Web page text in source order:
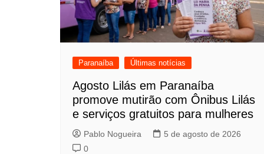
Paranaíba Últimas notícias
Agosto Lilás em Paranaíba
promove mutirão com Ônibus Lilás
e serviços gratuitos para mulheres
Pablo Nogueira
5 de agosto de 2026
0